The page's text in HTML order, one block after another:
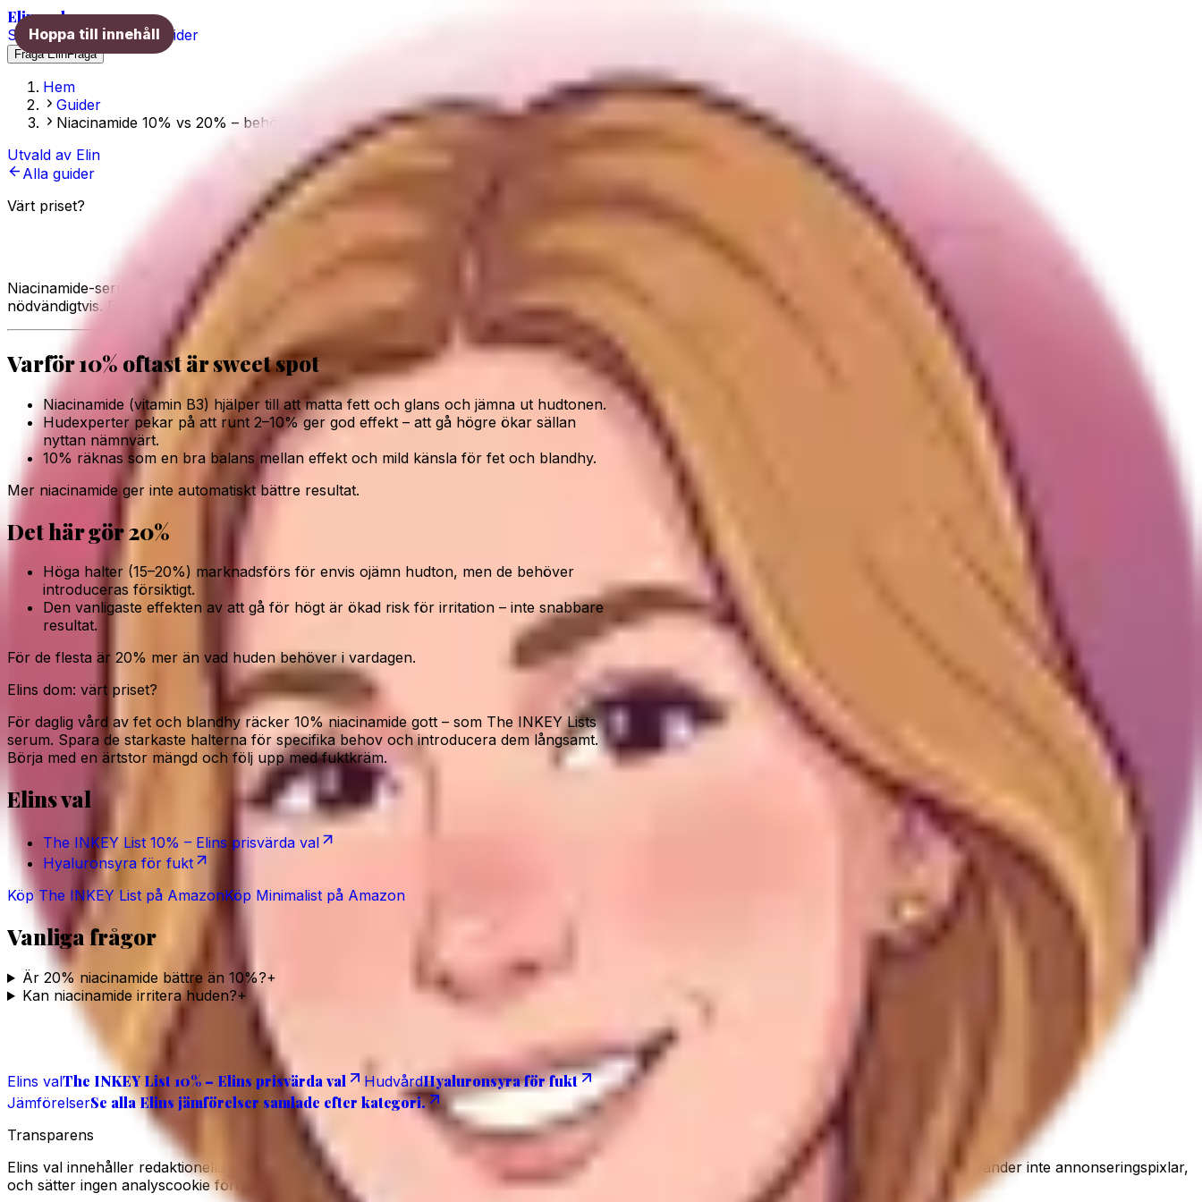
Hoppa till innehåll
Elins val
SkönhetHälsa TräningGuider
Fråga ElinFråga
Hem
Guider
Niacinamide 10% vs 20% – behöver du den starka?
Utvald av Elin
Alla guider
Värt priset?
Niacinamide 10% vs 20% – behöver du den starka?
Niacinamide-serum finns i allt från 5% till 20%. Mer måste väl vara bättre? Inte
nödvändigtvis. Elin går igenom det ärligt.
Varför 10% oftast är sweet spot
Niacinamide (vitamin B3) hjälper till att matta fett och glans och jämna ut hudtonen.
Hudexperter pekar på att runt 2–10% ger god effekt – att gå högre ökar sällan
nyttan nämnvärt.
10% räknas som en bra balans mellan effekt och mild känsla för fet och blandhy.
Mer niacinamide ger inte automatiskt bättre resultat.
Det här gör 20%
Höga halter (15–20%) marknadsförs för envis ojämn hudton, men de behöver
introduceras försiktigt.
Den vanligaste effekten av att gå för högt är ökad risk för irritation – inte snabbare
resultat.
För de flesta är 20% mer än vad huden behöver i vardagen.
Elins dom: värt priset?
För daglig vård av fet och blandhy räcker 10% niacinamide gott – som The INKEY Lists
serum. Spara de starkaste halterna för specifika behov och introducera dem långsamt.
Börja med en ärtstor mängd och följ upp med fuktkräm.
Elins val
The INKEY List 10% – Elins prisvärda val
Hyaluronsyra för fukt
KöpThe INKEY List på AmazonKöp Minimalist på Amazon
Vanliga frågor
Är 20% niacinamide bättre än 10%?+
Kan niacinamide irritera huden?+
Läs även
Elins valThe INKEY List 10% – Elins prisvärda val HudvårdHyaluronsyra för fukt
JämförelserSe alla Elins jämförelser samlade efter kategori.
Transparens
Elins val innehåller redaktionella produkturval och reklamlänkar till Amazon. Recensioner från besökare modereras innan de publiceras. Vi använder inte annonseringspixlar,
och sätter ingen analyscookie förrän du godkänner det i cookiebannern.